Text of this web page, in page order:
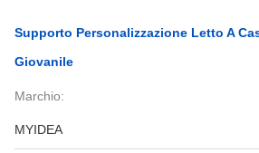
Supporto Personalizzazione Letto A
Giovanile
Marchio:
MYIDEA